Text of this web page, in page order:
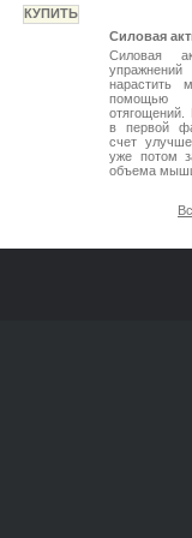
Силовая
Силовая
нарастить
помощью
в первой
счет
уже потом
объема